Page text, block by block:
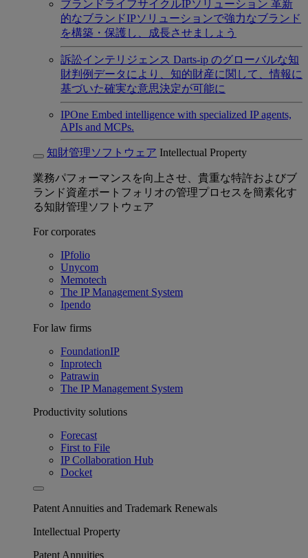
ブランドライフサイクルIPソリューション 革新
的なブランドIPソリューションで強力なブランド
を構築・保護し、成長させましょう
訴訟インテリジェンス Darts-ip のグローバルな知
財判例データにより、知的財産に関して、情報に
基づいた確実な意思決定が可能に
IPOne Embed intelligence with specialized IP agents,
APIs and MCPs.
知財管理ソフトウェア Intellectual Property
業務パフォーマンスを向上させ、貴重な特許およびブ
ランド資産ポートフォリオの管理プロセスを簡素化す
る知財管理ソフトウェア
For corporates
IPfolio
Unycom
Memotech
The IP Management System
Ipendo
For law firms
FoundationIP
Inprotech
Patrawin
The IP Management System
Productivity solutions
Forecast
First to File
IP Collaboration Hub
Docket
Patent Annuities and Trademark Renewals
Intellectual Property
Patent Annuities